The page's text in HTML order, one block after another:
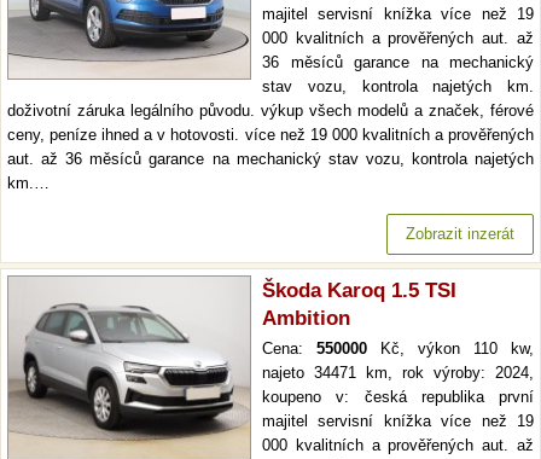
majitel servisní knížka více než 19
000 kvalitních a prověřených aut. až
36 měsíců garance na mechanický
stav vozu, kontrola najetých km.
doživotní záruka legálního původu. výkup všech modelů a značek, férové
ceny, peníze ihned a v hotovosti. více než 19 000 kvalitních a prověřených
aut. až 36 měsíců garance na mechanický stav vozu, kontrola najetých
km.…
Zobrazit inzerát
Škoda Karoq 1.5 TSI
Ambition
Cena: 550000 Kč, výkon 110 kw,
najeto 34471 km, rok výroby: 2024,
koupeno v: česká republika první
majitel servisní knížka více než 19
000 kvalitních a prověřených aut. až